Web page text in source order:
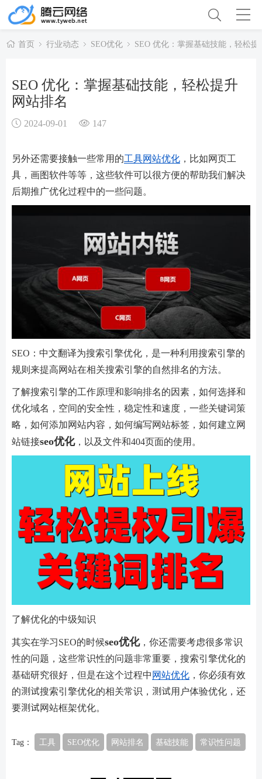
首页 行业动态 SEO优化 SEO 优化：掌握基础技能，轻松提
SEO 优化：掌握基础技能，轻松提升
网站排名
2024-09-01 147
另外还需要接触一些常用的工具网站优化 ，比如网页工
具，画图软件等等，这些软件可以很方便的帮助我们解决
后期推广优化过程中的一些问题。
SEO：中文翻译为搜索引擎优化，是一种利用搜索引擎的
规则来提高网站在相关搜索引擎的自然排名的方法。
了解搜索引擎的工作原理和影响排名的因素，如何选择和
优化域名，空间的安全性，稳定性和速度，一些关键词策
略，如何添加网站内容，如何编写网站标签，如何建立网
站链接seo优化，以及文件和404页面的使用。
了解优化的中级知识
其实在学习SEO的时候seo优化，你还需要考虑很多常识
性的问题，这些常识性的问题非常重要，搜索引擎优化的
基础研究很好，但是在这个过程中 网站优化 ，你必须有效
的测试搜索引擎优化的相关常识，测试用户体验优化，还
要测试网站框架优化。
Tag： 工具 SEO优化 网站排名 基础技能 常识性问题